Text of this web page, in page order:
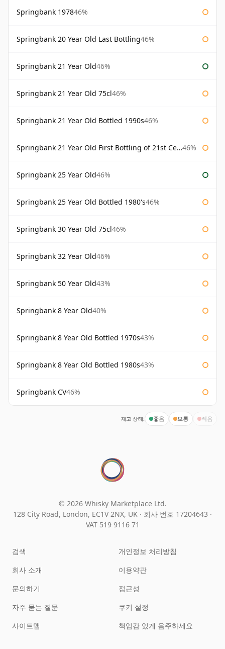
Springbank 197846%
Springbank 20 Year Old Last Bottling46%
Springbank 21 Year Old46%
Springbank 21 Year Old 75cl46%
Springbank 21 Year Old Bottled 1990s46%
Springbank 21 Year Old First Bottling of 21st Century 46%
Springbank 25 Year Old46%
Springbank 25 Year Old Bottled 1980's46%
Springbank 30 Year Old 75cl46%
Springbank 32 Year Old46%
Springbank 50 Year Old43%
Springbank 8 Year Old40%
Springbank 8 Year Old Bottled 1970s43%
Springbank 8 Year Old Bottled 1980s43%
Springbank CV46%
재고 상태: 좋음 보통 적음
© 2026 Whisky Marketplace Ltd.
128 City Road, London, EC1V 2NX, UK · 회사 번호 17204643 ·
VAT 519 9116 71
검색
회사 소개
문의하기
자주 묻는 질문
사이트맵
개인정보 처리방침
이용약관
접근성
쿠키 설정
책임감 있게 음주하세요